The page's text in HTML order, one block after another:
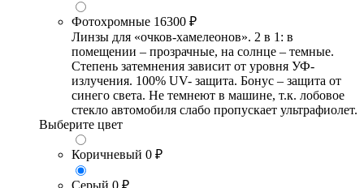
Фотохромные 16300 ₽
Линзы для «очков-хамелеонов». 2 в 1: в
помещении – прозрачные, на солнце – темные.
Степень затемнения зависит от уровня УФ-
излучения. 100% UV- защита. Бонус – защита от
синего света. Не темнеют в машине, т.к. лобовое
стекло автомобиля слабо пропускает ультрафиолет.
Выберите цвет
Коричневый 0 ₽